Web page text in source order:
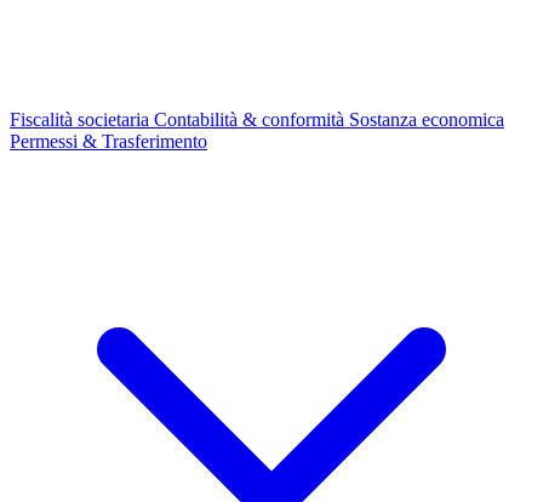
Fiscalità societaria Contabilità & conformità Sostanza economica
Permessi & Trasferimento